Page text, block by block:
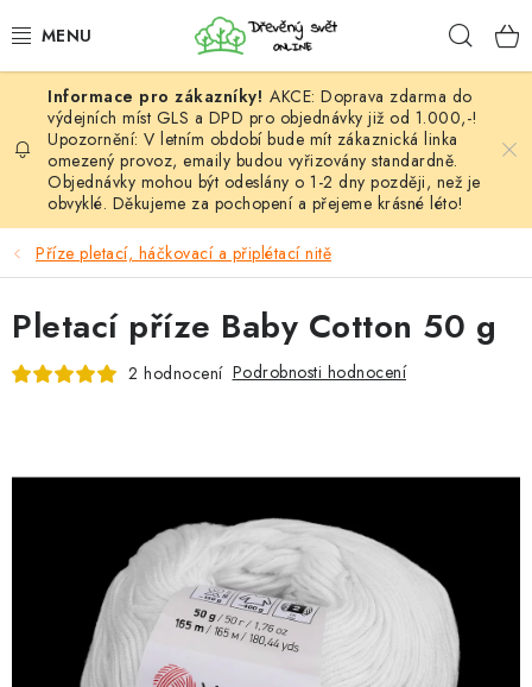
na
HÁČKOVÁNÍ
VYPLÉTÁNÍ
PŘÍZE
GALANTERIE A LÁTKY
VELKOOBCHOD
Doprava a platba Vrácení zboží a reklamace
Časté otázky
AKCE: Doprava zdarma do
výdejních míst GLS a DPD pro objednávky již od 1.000,-!
Upozornění: V letním období bude mít zákaznická linka
omezený provoz, emaily budou vyřizovány standardně.
Objednávky mohou být odeslány o 1-2 dny později, než je
obvyklé. Děkujeme za pochopení a přejeme krásné léto!
Příze pletací, háčkovací a připlétací nitě
Pletací příze Baby Cotton 50 g
2 hodnocení Podrobnosti hodnocení